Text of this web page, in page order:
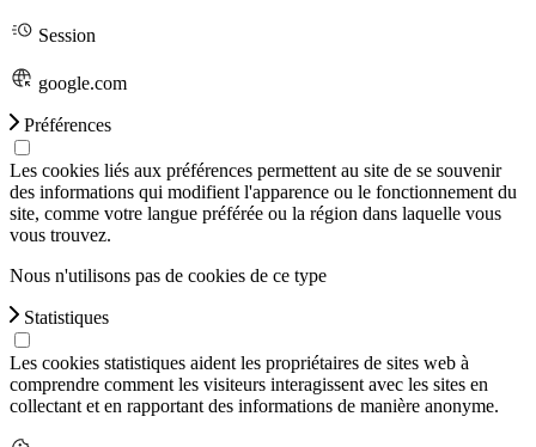
Session
google.com
Préférences
Les cookies liés aux préférences permettent au site de se souvenir
des informations qui modifient l'apparence ou le fonctionnement du
site, comme votre langue préférée ou la région dans laquelle vous
vous trouvez.
Nous n'utilisons pas de cookies de ce type
Statistiques
Les cookies statistiques aident les propriétaires de sites web à
comprendre comment les visiteurs interagissent avec les sites en
collectant et en rapportant des informations de manière anonyme.